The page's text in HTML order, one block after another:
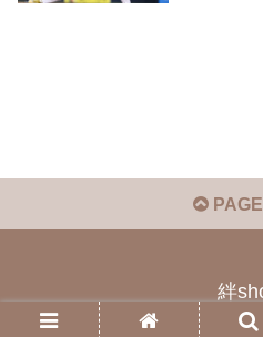
絆
© 2023